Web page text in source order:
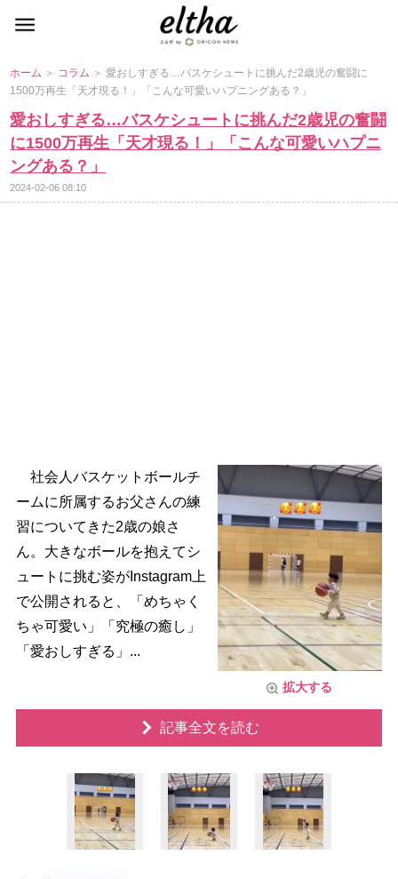
ホーム ＞ コラム ＞ 愛おしすぎる…バスケシュートに挑んだ2歳児の奮闘に
1500万再生「天才現る！」「こんな可愛いハプニングある？」
愛おしすぎる…バスケシュートに挑んだ2歳児の奮闘
に1500万再生「天才現る！」「こんな可愛いハプニ
ングある？」
2024-02-06 08:10
拡大する
社会人バスケットボールチ
ームに所属するお父さんの練
習についてきた2歳の娘さ
ん。大きなボールを抱えてシ
ュートに挑む姿がInstagram上
で公開されると、「めちゃく
ちゃ可愛い」「究極の癒し」
「愛おしすぎる」...
記事全文を読む